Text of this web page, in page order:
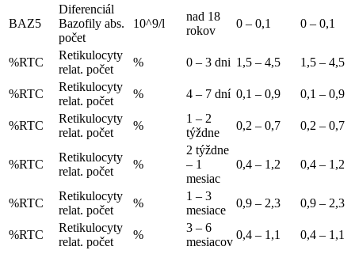
BAZ5
Diferenciál
Bazofily abs.
počet
10^9/l
nad 18
rokov
0 – 0,1 0 – 0,1
%RTC
Retikulocyty
relat. počet
% 0 – 3 dni 1,5 – 4,5 1,5 – 4,5
%RTC
Retikulocyty
relat. počet
% 4 – 7 dní 0,1 – 0,9 0,1 – 0,9
%RTC
Retikulocyty
relat. počet
%
1 – 2
týždne
0,2 – 0,7 0,2 – 0,7
%RTC
Retikulocyty
relat. počet
%
2 týždne
– 1
mesiac
0,4 – 1,2 0,4 – 1,2
%RTC
Retikulocyty
relat. počet
%
1 – 3
mesiace
0,9 – 2,3 0,9 – 2,3
%RTC
Retikulocyty
relat. počet
%
3 – 6
mesiacov
0,4 – 1,1
0,4 – 1,1